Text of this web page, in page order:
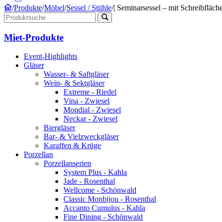
/Produkte/Möbel/Sessel / Stühle/| Seminarsessel – mit
Miet-Produkte
Event-Highlights
Gläser
Wasser- & Saftgläser
Wein- & Sektgläser
Extreme - Riedel
Vina - Zwiesel
Mondial - Zwiesel
Neckar - Zwiesel
Biergläser
Bar- & Vielzweckgläser
Karaffen & Krüge
Porzellan
Porzellanserien
System Plus - Kahla
Jade - Rosenthal
Wellcome - Schönwald
Classic Monbijou - Rosenthal
Accanto Cumulus - Kahla
Fine Dining - Schönwald